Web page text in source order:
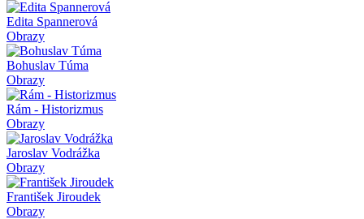
Edita Spannerová
Obrazy
Bohuslav Túma
Obrazy
Rám - Historizmus
Obrazy
Jaroslav Vodrážka
Obrazy
František Jiroudek
Obrazy